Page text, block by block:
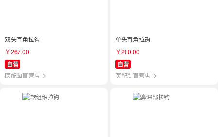
双头直角拉钩
￥267.00
自营
医配淘直营店
单头直角拉钩
￥200.00
自营
医配淘直营店